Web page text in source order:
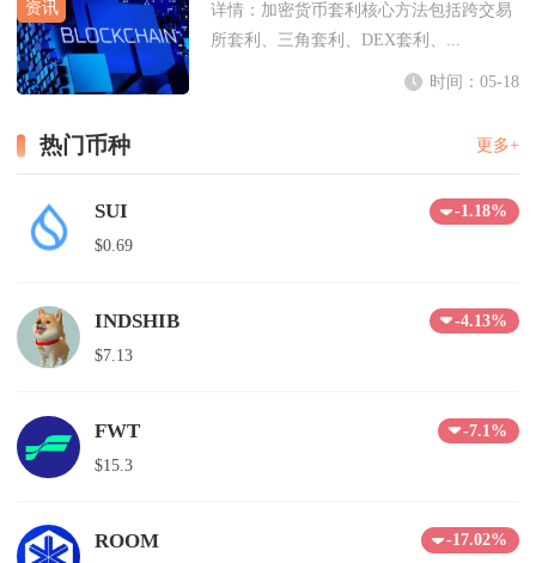
详情： 加密货币套利核心方法包括跨交易
所套利、三角套利、DEX套利、...
时间：05-18
热门币种 更多+
SUI
-1.18%
$0.69
INDSHIB
-4.13%
$7.13
FWT
-7.1%
$15.3
ROOM
-17.02%